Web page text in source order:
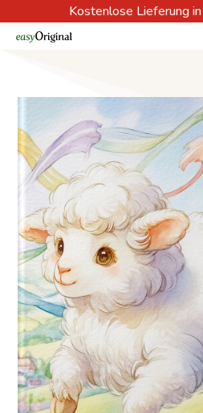
Kostenlose Lieferung